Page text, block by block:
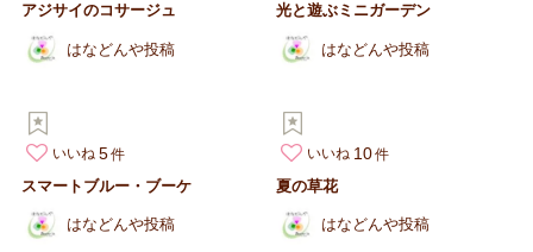
アジサイのコサージュ
はなどんや投稿
光と遊ぶミニガーデン
はなどんや投稿
いいね 5
スマートブルー・ブーケ
はなどんや投稿
いいね 10
夏の草花
はなどんや投稿